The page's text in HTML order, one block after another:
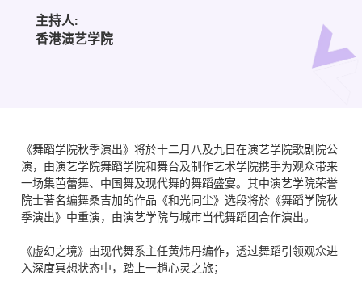
主持人:
香港演艺学院
《舞蹈学院秋季演出》将於十二月八及九日在演艺学院歌剧院公
演，由演艺学院舞蹈学院和舞台及制作艺术学院携手为观众带来
一场集芭蕾舞、中国舞及现代舞的舞蹈盛宴。其中演艺学院荣誉
院士著名编舞桑吉加的作品《和光同尘》选段将於《舞蹈学院秋
季演出》中重演，由演艺学院与城市当代舞蹈团合作演出。
《虚幻之境》由现代舞系主任黄炜丹编作，透过舞蹈引领观众进
入深度冥想状态中，踏上一趟心灵之旅；